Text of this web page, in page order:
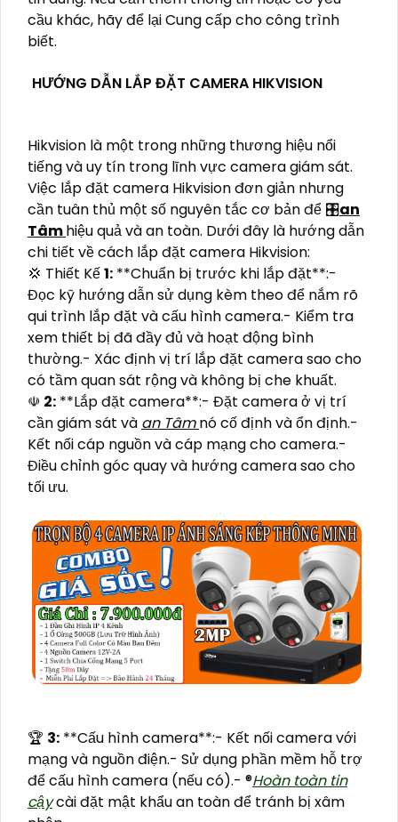
cầu khác, hãy để lại Cung cấp cho công trình
biết.
HƯỚNG DẪN LẮP ĐẶT CAMERA HIKVISION
Hikvision là một trong những thương hiệu nổi
tiếng và uy tín trong lĩnh vực camera giám sát.
Việc lắp đặt camera Hikvision đơn giản nhưng
cần tuân thủ một số nguyên tắc cơ bản để 🎛an
Tâmhiệu quả và an toàn. Dưới đây là hướng dẫn
chi tiết về cách lắp đặt camera Hikvision:
💢 Thiết Kế1: **Chuẩn bị trước khi lắp đặt**:-
Đọc kỹ hướng dẫn sử dụng kèm theo để nắm rõ
qui trình lắp đặt và cấu hình camera.- Kiểm tra
xem thiết bị đã đầy đủ và hoạt động bình
thường.- Xác định vị trí lắp đặt camera sao cho
có tầm quan sát rộng và không bị che khuất.
☫ 2: **Lắp đặt camera**:- Đặt camera ở vị trí
cần giám sát và an Tâmnó cố định và ổn định.-
Kết nối cáp nguồn và cáp mạng cho camera.-
Điều chỉnh góc quay và hướng camera sao cho
tối ưu.
️🏆 3: **Cấu hình camera**:- Kết nối camera với
mạng và nguồn điện.- Sử dụng phần mềm hỗ trợ
để cấu hình camera (nếu có).- ®️Hoàn toàn tin
cậycài đặt mật khẩu an toàn để tránh bị xâm